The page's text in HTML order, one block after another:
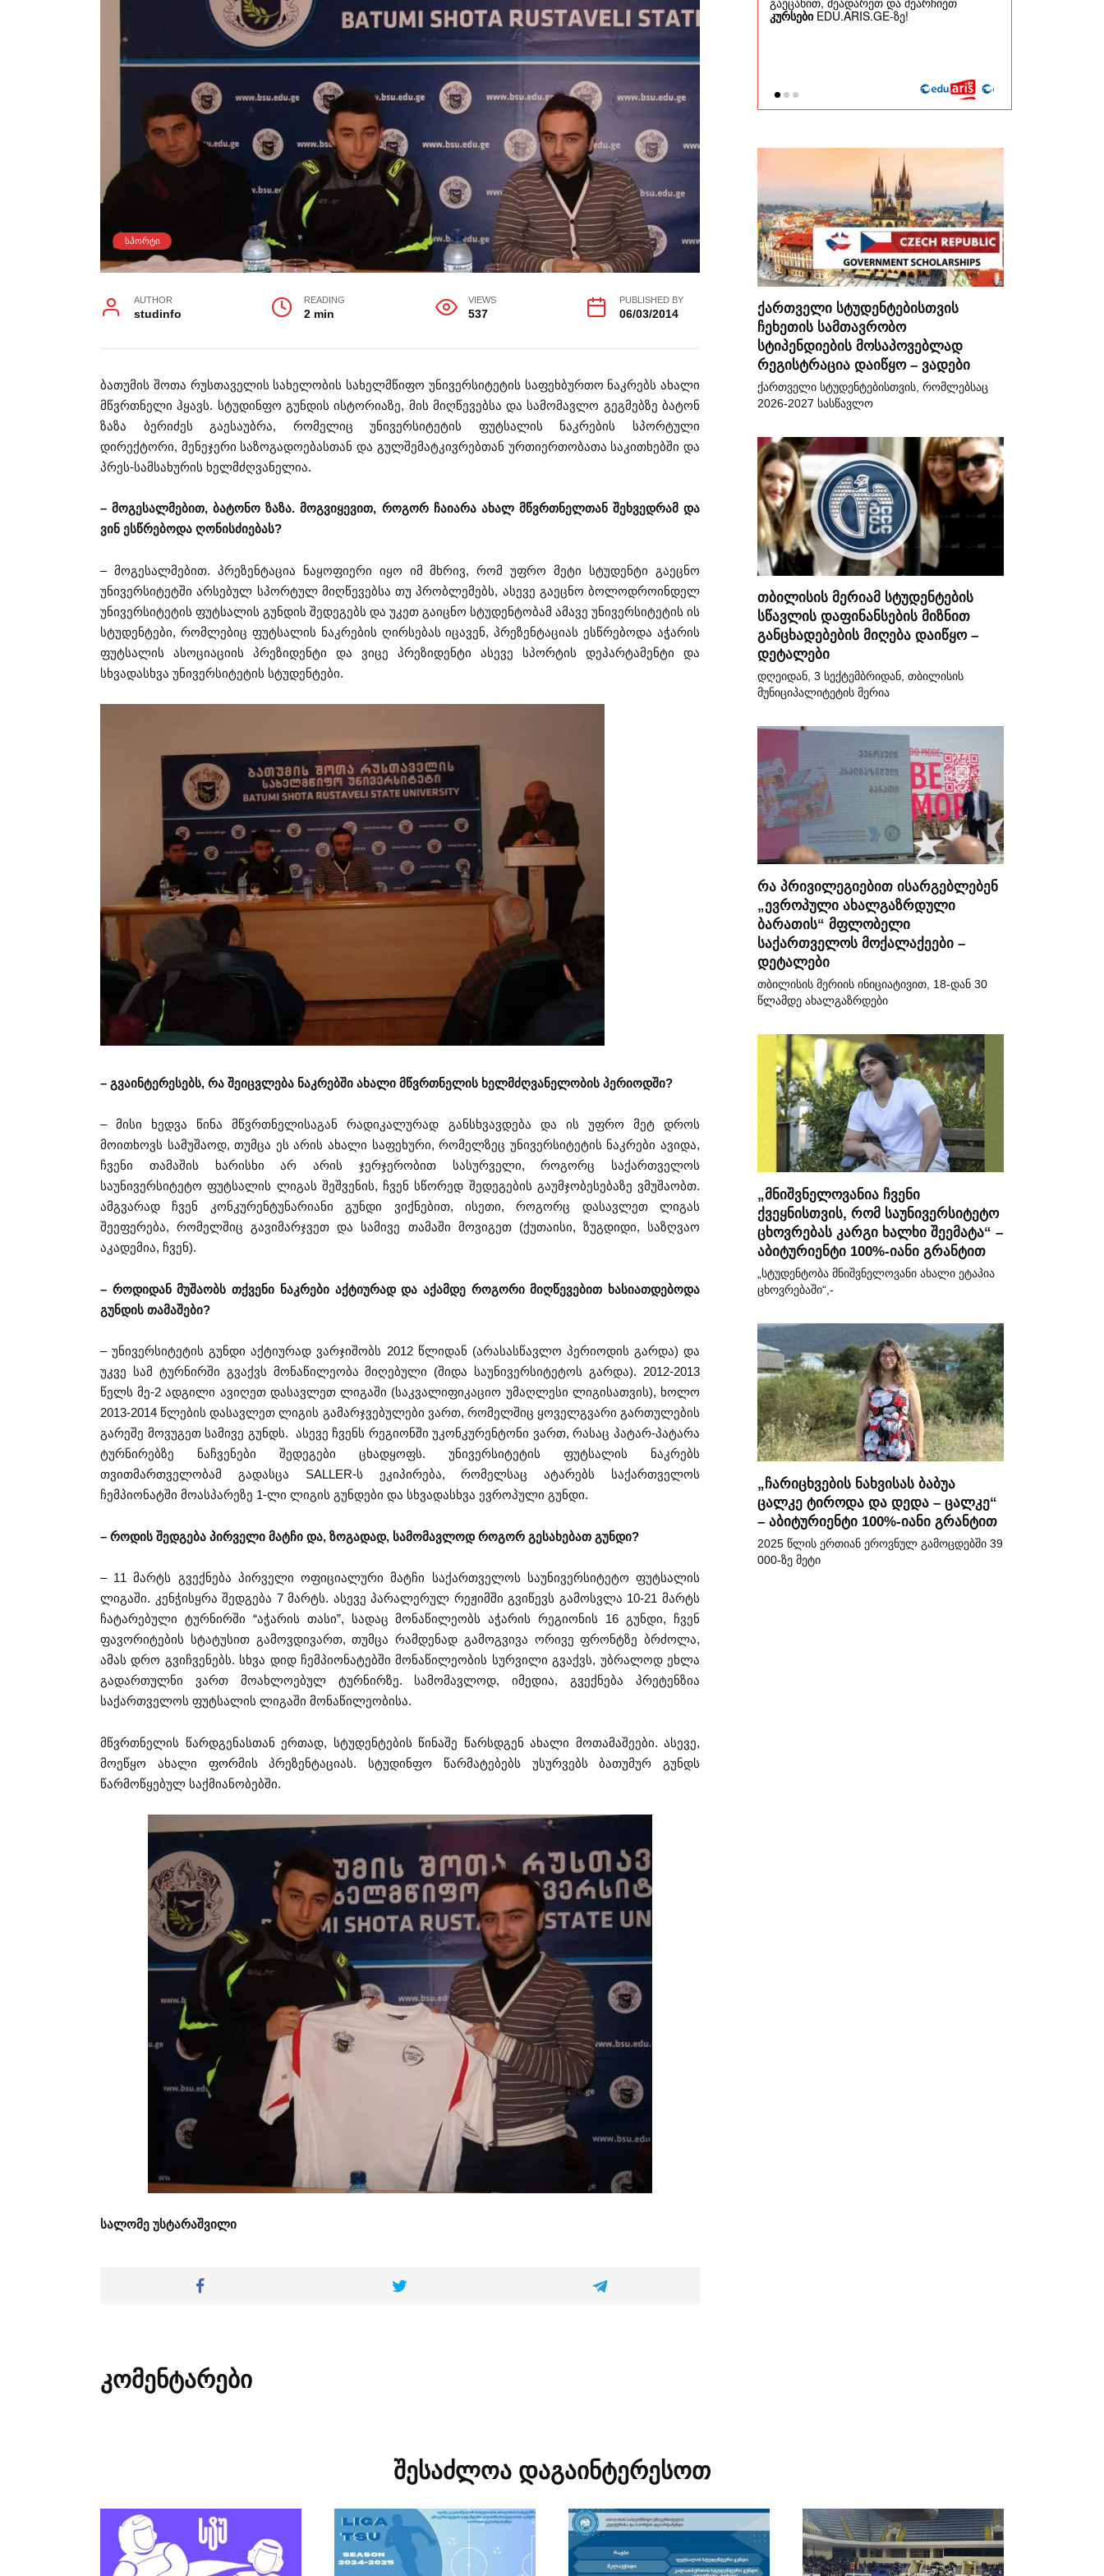
ᲡᲞᲝᲠᲢᲘ
AUTHOR
studinfo
READING
2 min
VIEWS
537
PUBLISHED BY
06/03/2014
ბათუმის შოთა რუსთაველის სახელობის სახელმწიფო უნივერსიტეტის საფეხბურთო ნაკრებს ახალი
მწვრთნელი ჰყავს. სტუდინფო გუნდის ისტორიაზე, მის მიღწევებსა და სამომავლო გეგმებზე ბატონ
ზაზა ბერიძეს გაესაუბრა, რომელიც უნივერსიტეტის ფუტსალის ნაკრების სპორტული
დირექტორი, მენეჯერი საზოგადოებასთან და გულშემატკივრებთან ურთიერთობათა საკითხებში და
პრეს-სამსახურის ხელმძღვანელია.
– მოგესალმებით, ბატონო ზაზა. მოგვიყევით, როგორ ჩაიარა ახალ მწვრთნელთან შეხვედრამ და
ვინ ესწრებოდა ღონისძიებას?
– მოგესალმებით. პრეზენტაცია ნაყოფიერი იყო იმ მხრივ, რომ უფრო მეტი სტუდენტი გაეცნო
უნივერსიტეტში არსებულ სპორტულ მიღწევებსა თუ პრობლემებს, ასევე გაეცნო ბოლოდროინდელ
უნივერსიტეტის ფუტსალის გუნდის შედეგებს და უკეთ გაიცნო სტუდენტობამ ამავე უნივერსიტეტის ის
სტუდენტები, რომლებიც ფუტსალის ნაკრების ღირსებას იცავენ, პრეზენტაციას ესწრებოდა აჭარის
ფუტსალის ასოციაციის პრეზიდენტი და ვიცე პრეზიდენტი ასევე სპორტის დეპარტამენტი და
სხვადასხვა უნივერსიტეტის სტუდენტები.
– გვაინტერესებს, რა შეიცვლება ნაკრებში ახალი მწვრთნელის ხელმძღვანელობის პერიოდში?
– მისი ხედვა წინა მწვრთნელისაგან რადიკალურად განსხვავდება და ის უფრო მეტ დროს
მოითხოვს სამუშაოდ, თუმცა ეს არის ახალი საფეხური, რომელზეც უნივერსიტეტის ნაკრები ავიდა,
ჩვენი თამაშის ხარისხი არ არის ჯერჯერობით სასურველი, როგორც საქართველოს
საუნივერსიტეტო ფუტსალის ლიგას შეშვენის, ჩვენ სწორედ შედეგების გაუმჯობესებაზე ვმუშაობთ.
ამგვარად ჩვენ კონკურენტუნარიანი გუნდი ვიქნებით, ისეთი, როგორც დასავლეთ ლიგას
შეეფერება, რომელშიც გავიმარჯვეთ და სამივე თამაში მოვიგეთ (ქუთაისი, ზუგდიდი, საზღვაო
აკადემია, ჩვენ).
– როდიდან მუშაობს თქვენი ნაკრები აქტიურად და აქამდე როგორი მიღწევებით ხასიათდებოდა
გუნდის თამაშები?
– უნივერსიტეტის გუნდი აქტიურად ვარჯიშობს 2012 წლიდან (არასასწავლო პერიოდის გარდა) და
უკვე სამ ტურნირში გვაქვს მონაწილეობა მიღებული (შიდა საუნივერსიტეტოს გარდა). 2012-2013
წელს მე-2 ადგილი ავიღეთ დასავლეთ ლიგაში (საკვალიფიკაციო უმაღლესი ლიგისათვის), ხოლო
2013-2014 წლების დასავლეთ ლიგის გამარჯვებულები ვართ, რომელშიც ყოველგვარი გართულების
გარეშე მოვუგეთ სამივე გუნდს. ასევე ჩვენს რეგიონში უკონკურენტონი ვართ, რასაც პატარ-პატარა
ტურნირებზე ნაჩვენები შედეგები ცხადყოფს. უნივერსიტეტის ფუტსალის ნაკრებს
თვითმართველობამ გადასცა SALLER-ს ეკიპირება, რომელსაც ატარებს საქართველოს
ჩემპიონატში მოასპარეზე 1-ლი ლიგის გუნდები და სხვადასხვა ევროპული გუნდი.
– როდის შედგება პირველი მატჩი და, ზოგადად, სამომავლოდ როგორ გესახებათ გუნდი?
– 11 მარტს გვექნება პირველი ოფიციალური მატჩი საქართველოს საუნივერსიტეტო ფუტსალის
ლიგაში. კენჭისყრა შედგება 7 მარტს. ასევე პარალერულ რეჟიმში გვიწევს გამოსვლა 10-21 მარტს
ჩატარებული ტურნირში “აჭარის თასი”, სადაც მონაწილეობს აჭარის რეგიონის 16 გუნდი, ჩვენ
ფავორიტების სტატუსით გამოვდივართ, თუმცა რამდენად გამოგვივა ორივე ფრონტზე ბრძოლა,
ამას დრო გვიჩვენებს. სხვა დიდ ჩემპიონატებში მონაწილეობის სურვილი გვაქვს, უბრალოდ ეხლა
გადართულნი ვართ მოახლოებულ ტურნირზე. სამომავლოდ, იმედია, გვექნება პრეტენზია
საქართველოს ფუტსალის ლიგაში მონაწილეობისა.
მწვრთნელის წარდგენასთან ერთად, სტუდენტების წინაშე წარსდგენ ახალი მოთამაშეები. ასევე,
მოეწყო ახალი ფორმის პრეზენტაციას. სტუდინფო წარმატებებს უსურვებს ბათუმურ გუნდს
წარმოწყებულ საქმიანობებში.
სალომე უსტარაშვილი
კომენტარები
ქართველი სტუდენტებისთვის
ჩეხეთის სამთავრობო
სტიპენდიების მოსაპოვებლად
რეგისტრაცია დაიწყო – ვადები
ქართველი სტუდენტებისთვის, რომლებსაც
2026-2027 სასწავლო
თბილისის მერიამ სტუდენტების
სწავლის დაფინანსების მიზნით
განცხადებების მიღება დაიწყო –
დეტალები
დღეიდან, 3 სექტემბრიდან, თბილისის
მუნიციპალიტეტის მერია
რა პრივილეგიებით ისარგებლებენ
„ევროპული ახალგაზრდული
ბარათის“ მფლობელი
საქართველოს მოქალაქეები –
დეტალები
თბილისის მერიის ინიციატივით, 18-დან 30
წლამდე ახალგაზრდები
„მნიშვნელოვანია ჩვენი
ქვეყნისთვის, რომ საუნივერსიტეტო
ცხოვრებას კარგი ხალხი შეემატა“ –
აბიტურიენტი 100%-იანი გრანტით
„სტუდენტობა მნიშვნელოვანი ახალი ეტაპია
ცხოვრებაში“,-
„ჩარიცხვების ნახვისას ბაბუა
ცალკე ტიროდა და დედა – ცალკე“
– აბიტურიენტი 100%-იანი გრანტით
2025 წლის ერთიან ეროვნულ გამოცდებში 39
000-ზე მეტი
შესაძლოა დაგაინტერესოთ